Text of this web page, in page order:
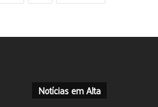
Notícias em Alta